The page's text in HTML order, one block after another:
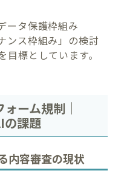
ータ保護枠組み
ンス枠組み」の検討
標としています。
ーム規制｜
の課題
内容審査の現状